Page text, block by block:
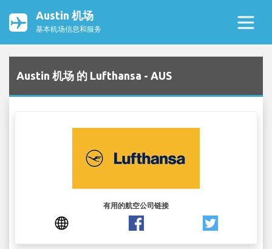
Austin 机场
基本机场信息和服务
Austin 机场 的 Lufthansa - AUS
有用的航空公司链接